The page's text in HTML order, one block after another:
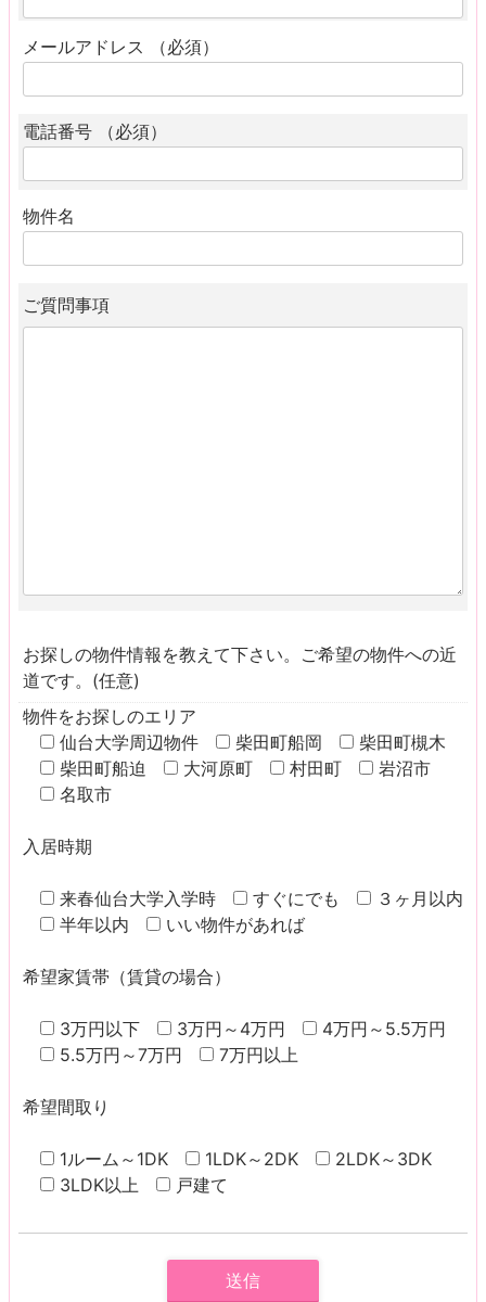
メールアドレス （必須）
電話番号 （必須）
物件名
ご質問事項
お探しの物件情報を教えて下さい。ご希望の物件への近
道です。(任意)
物件をお探しのエリア
仙台大学周辺物件
柴田町船岡
柴田町槻木
柴田町船迫
大河原町 村田町
岩沼市
名取市
入居時期
来春仙台大学入学時 すぐにでも
３ヶ月以内
半年以内
いい物件があれば
希望家賃帯（賃貸の場合）
3万円以下 3万円～4万円
4万円～5.5万円
5.5万円～7万円
7万円以上
希望間取り
1ルーム～1DK 1LDK～2DK
2LDK～3DK
3LDK以上
戸建て